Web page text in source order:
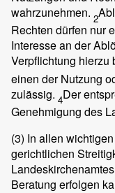
wahrzunehmen. 2
Rechten dürfen nur
Interesse an der
Verpflichtung hierzu
einen der Nutzung
zulässig. 4Der
Genehmigung des
(3) In allen
gerichtlichen
Beratung erfolgen